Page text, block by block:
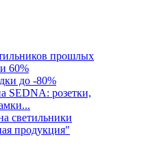
прошлых
60%
до -80%
SEDNA: розетки,
светильники
продукция"